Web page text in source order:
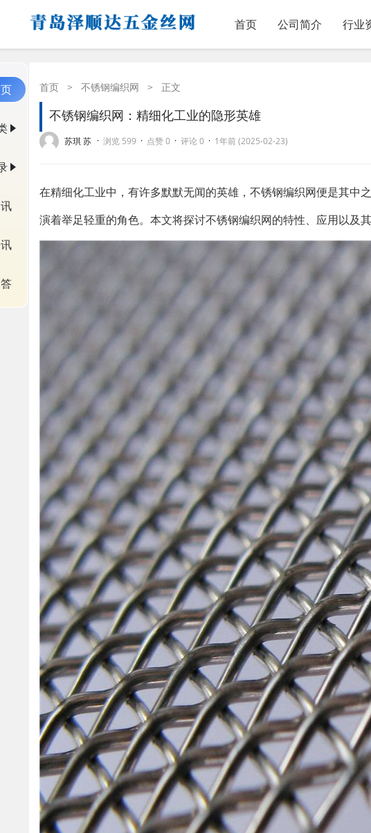
首页 公司简介 行业
首页 > 不锈钢编织网 > 正文
不锈钢编织网：精细化工业的隐形英雄
苏琪 苏 · 浏览 599 · 点赞 0 · 评论 0 · 1年前 (2025-02-23)
在精细化工业中，有许多默默无闻的英雄，不锈钢编织网便是其中
演着举足轻重的角色。本文将探讨不锈钢编织网的特性、应用以及